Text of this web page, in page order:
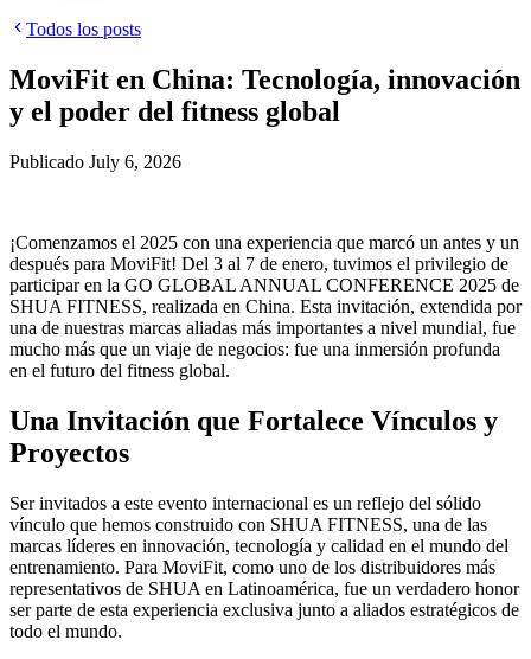
Todos los posts
MoviFit en China: Tecnología, innovación
y el poder del fitness global
Publicado July 6, 2026
¡Comenzamos el 2025 con una experiencia que marcó un antes y un
después para MoviFit! Del 3 al 7 de enero, tuvimos el privilegio de
participar en la GO GLOBAL ANNUAL CONFERENCE 2025 de
SHUA FITNESS, realizada en China. Esta invitación, extendida por
una de nuestras marcas aliadas más importantes a nivel mundial, fue
mucho más que un viaje de negocios: fue una inmersión profunda
en el futuro del fitness global.
Una Invitación que Fortalece Vínculos y
Proyectos
Ser invitados a este evento internacional es un reflejo del sólido
vínculo que hemos construido con SHUA FITNESS, una de las
marcas líderes en innovación, tecnología y calidad en el mundo del
entrenamiento. Para MoviFit, como uno de los distribuidores más
representativos de SHUA en Latinoamérica, fue un verdadero honor
ser parte de esta experiencia exclusiva junto a aliados estratégicos de
todo el mundo.